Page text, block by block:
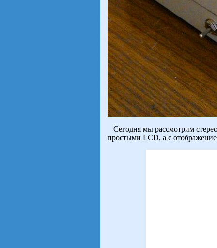
Сегодня мы рассмотрим
простыми LCD, а с